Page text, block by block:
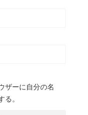
ザーに自分の名
。